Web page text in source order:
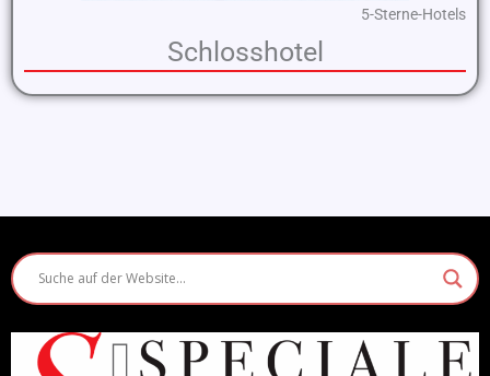
5-Sterne-Hotels
Schlosshotel